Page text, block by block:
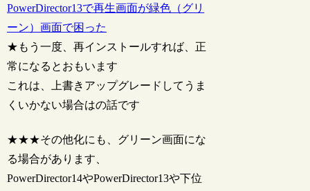
PowerDirector13で再生画面が緑色（グリ
ーン）画面で困った
★もう一度、再インストールすれば、正
常になるとおもいます
これは、上書きアップグレードしてうま
くいかない場合はの話です
★★★その他化にも、グリーン画面にな
る場合があります、
PowerDirector14やPowerDirector13や下位